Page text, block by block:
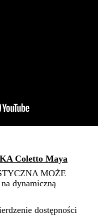
Coletto Maya
MOŻE
dynamiczną
dostępności